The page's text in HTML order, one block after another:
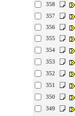
358
357
356
355
354
353
352
351
350
349